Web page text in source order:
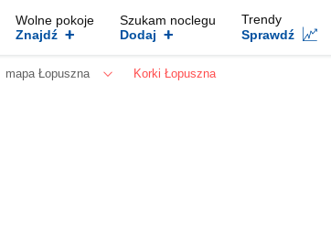
Wolne pokoje
Znajdź +
Szukam noclegu
Dodaj +
Trendy
Sprawdź
mapa Łopuszna Korki Łopuszna